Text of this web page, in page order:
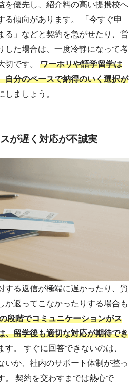
を優先し、紹介料の高い提携校へ
る傾向があります。 「今すぐ申
る」などと契約を急がせたり、営
した場合は、一度冷静になって考
切です。 ワーホリや語学留学は
自分のペースで納得のいく選択が
しましょう。
が遅く対応が不誠実
する返信が極端に遅かったり、質
か返ってこなかったりする場合も
段階でコミュニケーションがス
、留学後も適切な対応が期待でき
す。 すぐに回答できないのは、
いか、社内のサポート体制が整っ
。 契約を交わすまでは熱心で